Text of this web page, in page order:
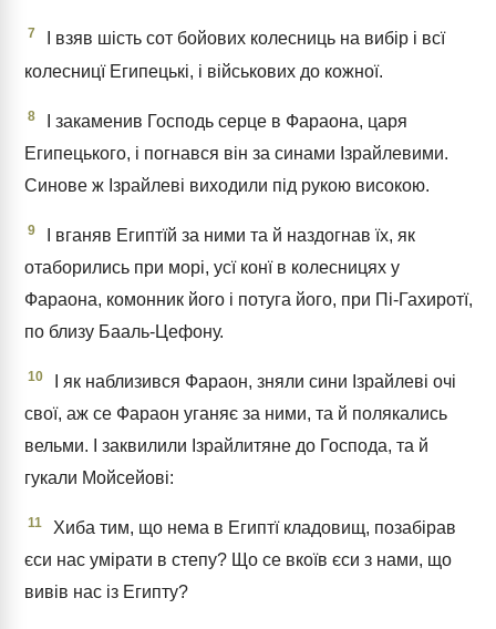
7
І взяв шість сот бойових колесниць на вибір і всї
колесницї Египецькі, і військових до кожної.
8
І закаменив Господь серце в Фараона, царя
Египецького, і погнався він за синами Ізрайлевими.
Синове ж Ізрайлеві виходили під рукою високою.
9
І вганяв Египтїй за ними та й наздогнав їх, як
отаборились при морі, усї конї в колесницях у
Фараона, комонник його і потуга його, при Пі-Гахиротї,
по близу Бааль-Цефону.
10
І як наблизився Фараон, зняли сини Ізрайлеві очі
свої, аж се Фараон уганяє за ними, та й полякались
вельми. І заквилили Ізрайлитяне до Господа, та й
гукали Мойсейові:
11
Хиба тим, що нема в Египтї кладовищ, позабірав
єси нас умірати в степу? Що се вкоїв єси з нами, що
вивів нас із Египту?